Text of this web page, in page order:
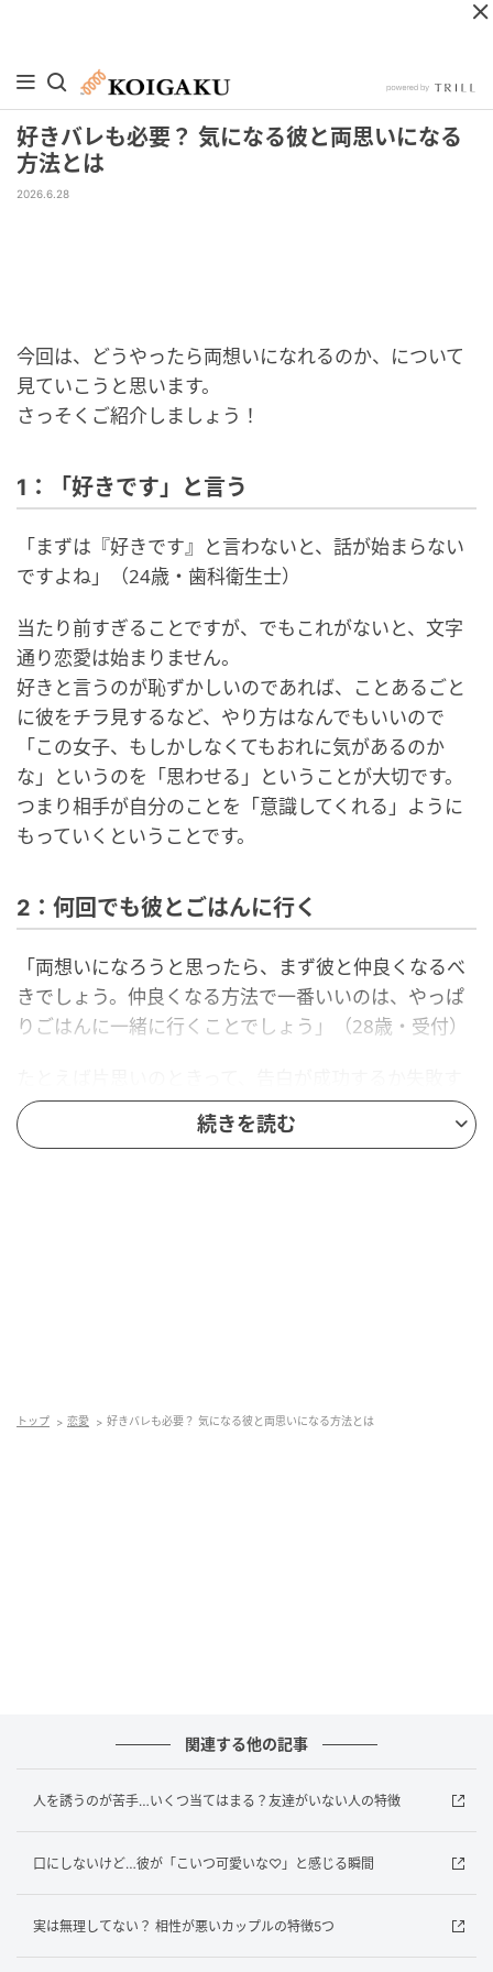
好きバレも必要？ 気になる彼と両思いになる
方法とは
2026.6.28
今回は、どうやったら両想いになれるのか、について
見ていこうと思います。
さっそくご紹介しましょう！
1：「好きです」と言う
「まずは『好きです』と言わないと、話が始まらない
ですよね」（24歳・歯科衛生士）
当たり前すぎることですが、でもこれがないと、文字
通り恋愛は始まりません。
好きと言うのが恥ずかしいのであれば、ことあるごと
に彼をチラ見するなど、やり方はなんでもいいので
「この女子、もしかしなくてもおれに気があるのか
な」というのを「思わせる」ということが大切です。
つまり相手が自分のことを「意識してくれる」ように
もっていくということです。
2：何回でも彼とごはんに行く
「両想いになろうと思ったら、まず彼と仲良くなるべ
きでしょう。仲良くなる方法で一番いいのは、やっぱ
りごはんに一緒に行くことでしょう」（28歳・受付）
るかの二択の思考になりがちがろうと思います。
でも誰が考えたって、まずは仲良くならないと話が始
ているんです。だからまず、彼の行動範囲の中にあな
ラブに通うとか、そういうことをしましょうというこ
とですね。
4：「祈る」は「思う」
「結局、両想いになれるかどうかというのは、縁と運
とタイミングだと思います。だから祈るしかないわけ
ですが、祈るというのは、彼のことをいつも想ってい
続きを読む
トップ 恋愛 好きバレも必要？ 気になる彼と両思いになる方法とは
関連する他の記事
人を誘うのが苦手…いくつ当てはまる？友達がいない人の特徴
口にしないけど…彼が「こいつ可愛いな♡」と感じる瞬間
実は無理してない？ 相性が悪いカップルの特徴5つ